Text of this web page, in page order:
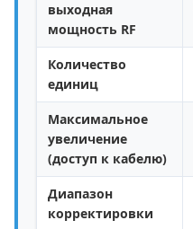
выходная
мощность RF
Количество
единиц
Максимальное
увеличение
(доступ к кабелю)
Диапазон
корректировки